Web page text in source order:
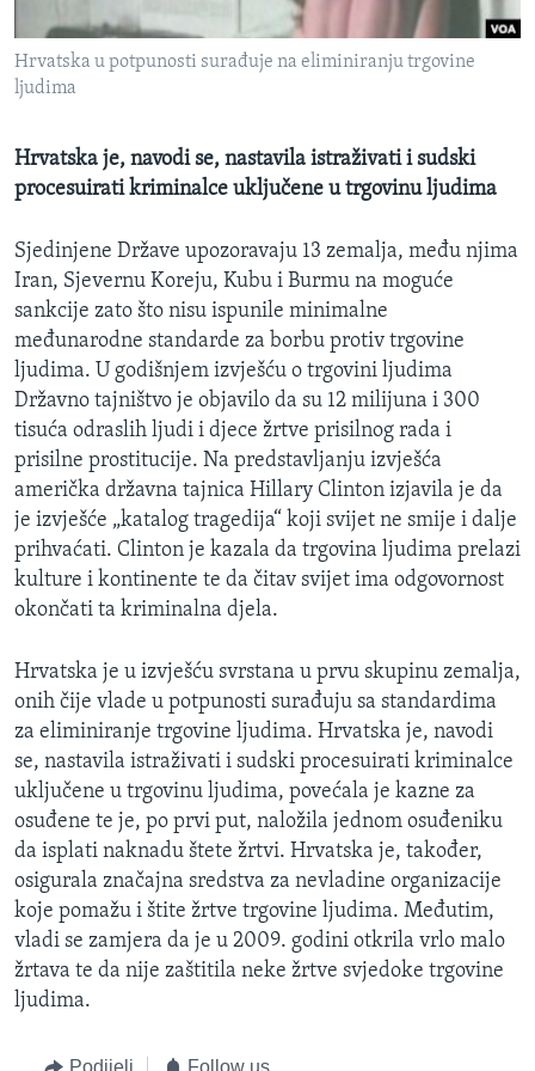
MAGAZIN
O GLASU AMERIKE
PRATITE NAS
Jezici
Hrvatska u potpunosti surađuje na eliminiranju trgovine
ljudima
Hrvatska je, navodi se, nastavila istraživati i sudski
procesuirati kriminalce uključene u trgovinu ljudima
Sjedinjene Države upozoravaju 13 zemalja, među njima
Iran, Sjevernu Koreju, Kubu i Burmu na moguće
sankcije zato što nisu ispunile minimalne
međunarodne standarde za borbu protiv trgovine
ljudima. U godišnjem izvješću o trgovini ljudima
Državno tajništvo je objavilo da su 12 milijuna i 300
tisuća odraslih ljudi i djece žrtve prisilnog rada i
prisilne prostitucije. Na predstavljanju izvješća
američka državna tajnica Hillary Clinton izjavila je da
je izvješće „katalog tragedija“ koji svijet ne smije i dalje
prihvaćati. Clinton je kazala da trgovina ljudima prelazi
kulture i kontinente te da čitav svijet ima odgovornost
okončati ta kriminalna djela.
Hrvatska je u izvješću svrstana u prvu skupinu zemalja,
onih čije vlade u potpunosti surađuju sa standardima
za eliminiranje trgovine ljudima. Hrvatska je, navodi
se, nastavila istraživati i sudski procesuirati kriminalce
uključene u trgovinu ljudima, povećala je kazne za
osuđene te je, po prvi put, naložila jednom osuđeniku
da isplati naknadu štete žrtvi. Hrvatska je, također,
osigurala značajna sredstva za nevladine organizacije
koje pomažu i štite žrtve trgovine ljudima. Međutim,
vladi se zamjera da je u 2009. godini otkrila vrlo malo
žrtava te da nije zaštitila neke žrtve svjedoke trgovine
ljudima.